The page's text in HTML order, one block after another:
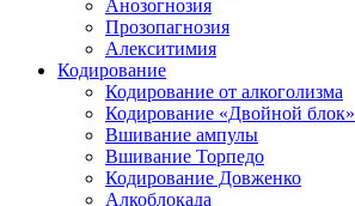
Анозогнозия
Прозопагнозия
Алекситимия
Кодирование
Кодирование от алкоголизма
Кодирование «Двойной блок»
Вшивание ампулы
Вшивание Торпедо
Кодирование Довженко
Алкоблокада